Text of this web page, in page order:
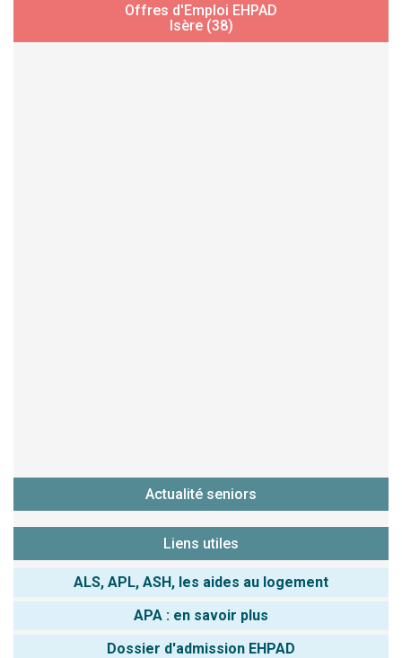
Offres d'Emploi EHPAD
Isère (38)
Actualité seniors
Liens utiles
ALS, APL, ASH, les aides au logement
APA : en savoir plus
Dossier d'admission EHPAD